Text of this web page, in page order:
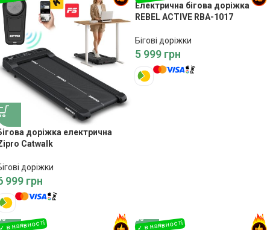
доріжка електрична
Catwalk
доріжки
999 грн
Електрична бігова доріжка
REBEL ACTIVE RBA-1017
Бігові доріжки
5 999 грн